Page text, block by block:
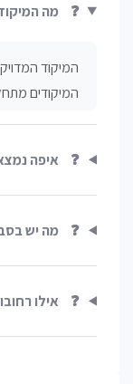
❓ מה
המיקוד
המיקודים מתחלקים
❓ איפה
❓ מה יש
❓ אילו